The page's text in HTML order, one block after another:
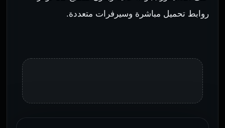
روابط تحميل مباشرة وسيرفرات متعددة.